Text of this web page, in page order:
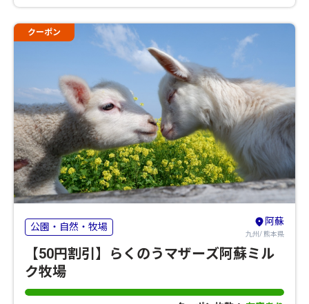
クーポン
公園・自然・牧場 阿蘇
九州/ 熊本県
【50円割引】らくのうマザーズ阿蘇ミル
ク牧場